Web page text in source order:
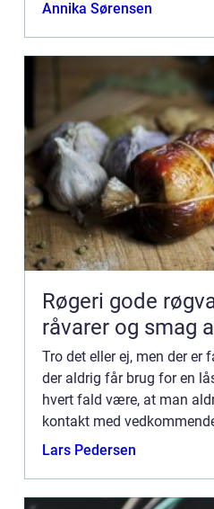
Annika Sørensen
Røgeri gode røgvarer, lokale
råvarer og smag
Tro det eller ej, men der er
der aldrig får brug for en
hvert fald være, at man
kontakt med
valgt den præcise smed, for
Lars Pedersen